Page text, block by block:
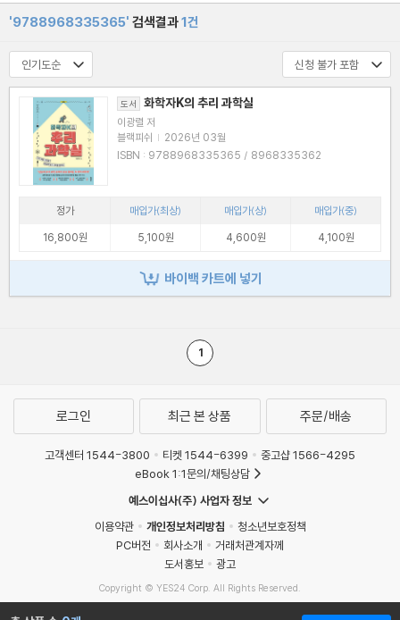
'9788968335365' 검색결과1건
도서 화학자K의 추리 과학실
이광렬 저
블랙피쉬 | 2026년 03월
ISBN : 9788968335365 / 8968335362
정가 매입가(최상) 매입가(상)
매입가(중)
16,800원
5,100원 4,600원 4,100원
바이백 카트에 넣기
1
로그인 최근 본 상품 주문/배송
고객센터 1544-3800 티켓 1544-6399
중고샵 1566-4295
eBook 1:1문의/채팅상담
예스이십사(주) 사업자 정보
이용약관
개인정보처리방침
청소년보호정책
PC버전
회사소개
거래처관계자께
도서홍보
광고
Copyright © YES24 Corp. All Rights Reserved.
MATOM4